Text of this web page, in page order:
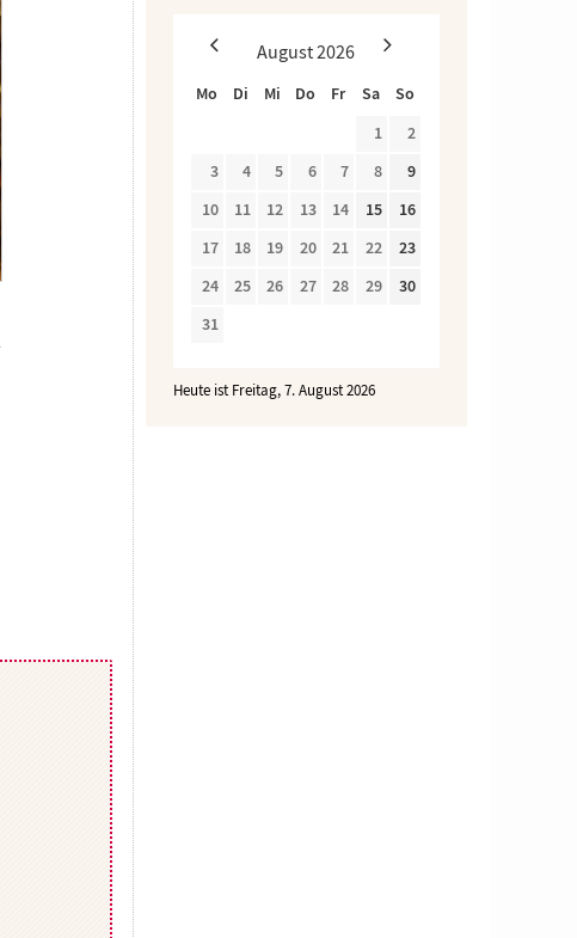
August2026
Mo Di Mi Do Fr Sa
So
1
2
3
4 5 6 7 8
9
10
11 12 13 14 15
16
17
18 19 20 21 22
23
24
25 26 27 28 29
30
31
Heute ist Freitag, 7. August 2026